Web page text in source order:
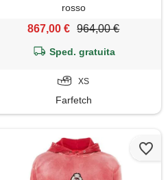
rosso
867,00 € 964,00 €
Sped. gratuita
XS
Farfetch